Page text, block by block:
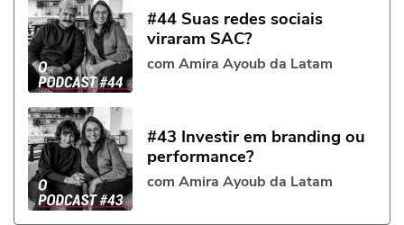
#44 Suas redes sociais
viraram SAC?
com Amira Ayoub da Latam
#43 Investir em branding ou
performance?
com Amira Ayoub da Latam